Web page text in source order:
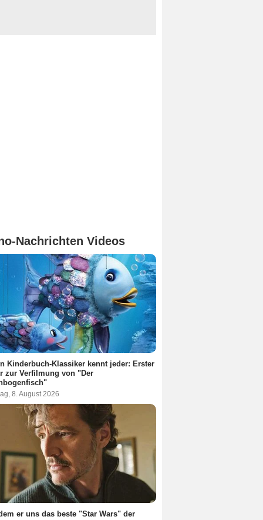
Nachrichten Videos
Kinderbuch-Klassiker kennt jeder: Erster
zur Verfilmung von "Der
8. August 2026
er uns das beste "Star Wars" der